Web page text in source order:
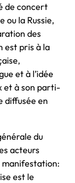
de concert
ou la Russie,
des
est pris à la
et à l’idée
et à son parti-
diffusée en
du
acteurs
manifestation:
est le